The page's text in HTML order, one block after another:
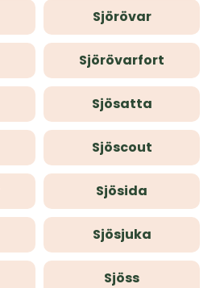
Sjörövar
Sjörövarfort
Sjösatta
Sjöscout
Sjösida
Sjösjuka
Sjöss